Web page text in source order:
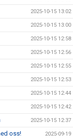
2025-10-15 13:02
2025-10-15 13:00
2025-10-15 12:58
2025-10-15 12:56
2025-10-15 12:55
2025-10-15 12:53
2025-10-15 12:44
2025-10-15 12:42
2025-10-15 12:37
oss! 2025-09-19